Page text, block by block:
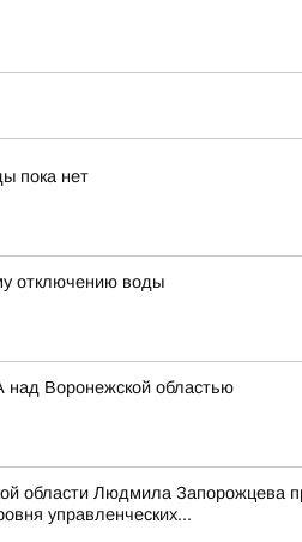
пока нет
отключению воды
Воронежской областью
области Людмила Запорожцева
управленческих...